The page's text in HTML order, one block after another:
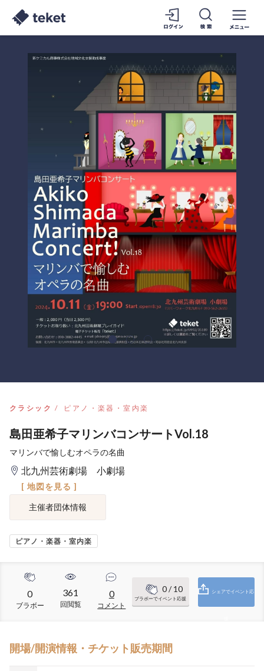
クラシック ピアノ・楽器・室内楽
島田亜希子マリンバコンサートVol.18
マリンバで愉しむオペラの名曲
北九州芸術劇場 小劇場
[ 地図を見る ]
主催者団体情報
ピアノ・楽器・室内楽
0
ブラボー
361
回閲覧
0
コメント
0/ 10
ブラボーでイベント応援
シェアでイベント応
開場/開演情報・チケット販売期間